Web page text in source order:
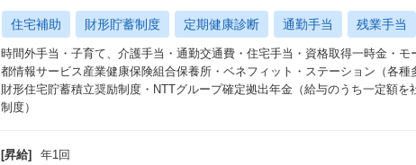
ecurity)
⑤外接系システム ：Linuxサーバ、WebAPサーバー製品（
s）、仮想化基盤製品（KVM）、運用管理製品（JP1）
住宅補助 財形貯蓄制度 定期健康診断 通勤手当 残業手当
時間外手当・子育て、介護手当・通勤交通費・住宅手当・資格取得一時金・
都情報サービス産業健康保険組合保養所・ベネフィット・ステーション（各種
財形住宅貯蓄積立奨励制度・NTTグループ確定拠出年金（給与のうち一定額
制度）
[昇給]
年1回